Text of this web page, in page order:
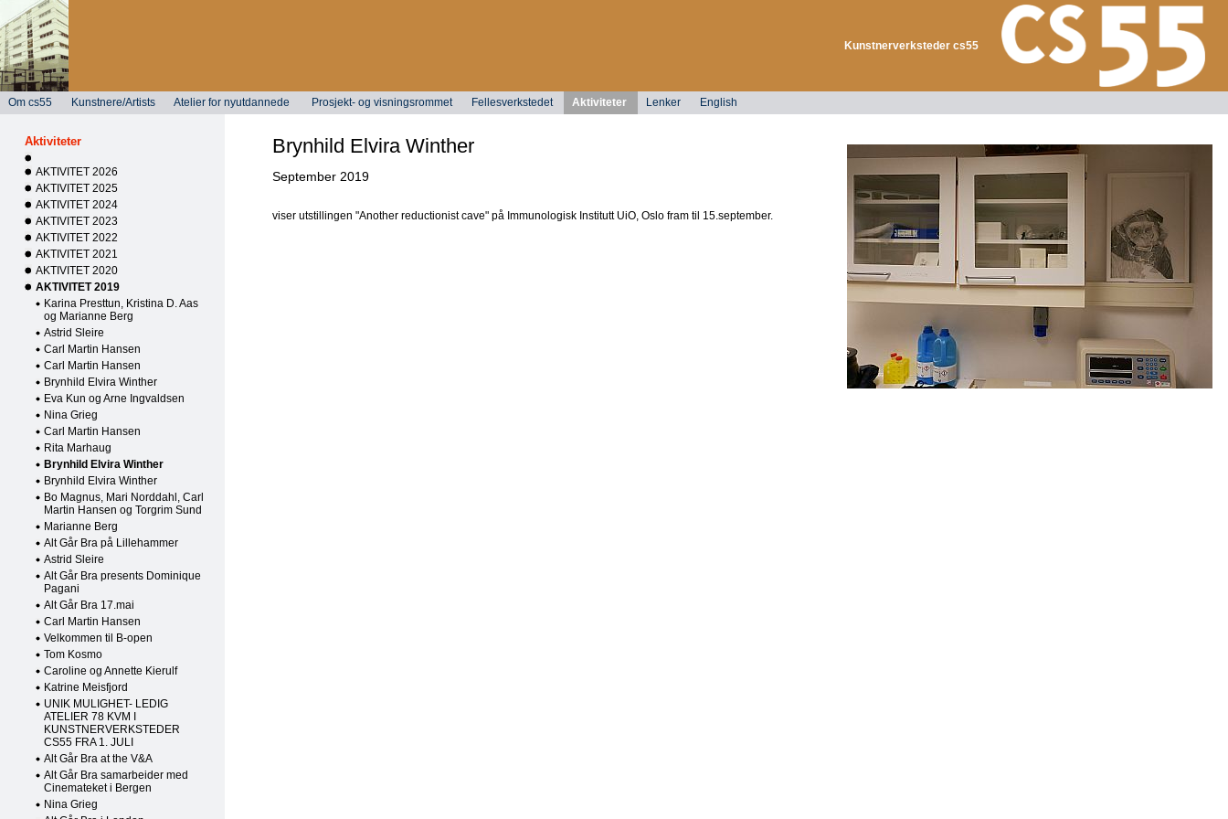
Kunstnerverksteder cs55
Om cs55 Kunstnere/Artists Atelier for nyutdannede Prosjekt- og visningsrommet Fellesverkstedet Aktiviteter Lenker English
Aktiviteter
AKTIVITET 2026
AKTIVITET 2025
AKTIVITET 2024
AKTIVITET 2023
AKTIVITET 2022
AKTIVITET 2021
AKTIVITET 2020
AKTIVITET 2019
Karina Presttun, Kristina D. Aas
og Marianne Berg
Astrid Sleire
Carl Martin Hansen
Carl Martin Hansen
Brynhild Elvira Winther
Eva Kun og Arne Ingvaldsen
Nina Grieg
Carl Martin Hansen
Rita Marhaug
Brynhild Elvira Winther
Brynhild Elvira Winther
Bo Magnus, Mari Norddahl, Carl
Martin Hansen og Torgrim Sund
Marianne Berg
Alt Går Bra på Lillehammer
Astrid Sleire
Alt Går Bra presents Dominique
Pagani
Alt Går Bra 17.mai
Carl Martin Hansen
Velkommen til B-open
Tom Kosmo
Caroline og Annette Kierulf
Katrine Meisfjord
UNIK MULIGHET- LEDIG
ATELIER 78 KVM I
KUNSTNERVERKSTEDER
CS55 FRA 1. JULI
Alt Går Bra at the V&A
Alt Går Bra samarbeider med
Cinemateket i Bergen
Nina Grieg
Brynhild Elvira Winther
September 2019
viser utstillingen "Another reductionist cave" på Immunologisk Institutt UiO, Oslo fram til 15.september.